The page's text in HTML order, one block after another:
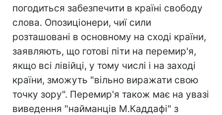
погодиться забезпечити в країні свободу
слова. Опозиціонери, чиї сили
розташовані в основному на сході країни,
заявляють, що готові піти на перемир'я,
якщо всі лівійці, у тому числі і на заході
країни, зможуть "вільно виражати свою
точку зору". Перемир'я також має на увазі
виведення "найманців М.Каддафі" з